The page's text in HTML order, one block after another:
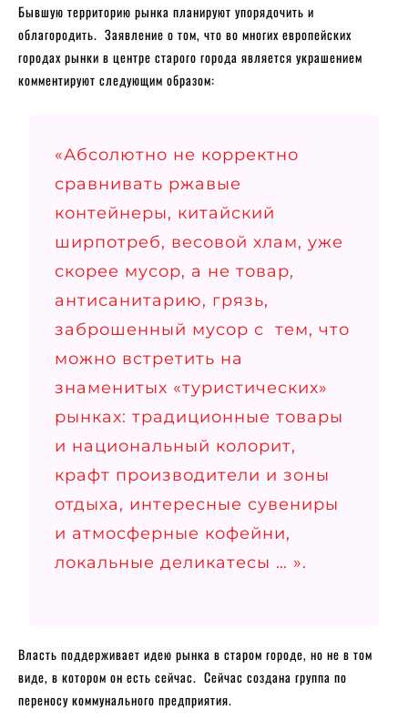
Бывшую территорию рынка планируют упорядочить и
облагородить. Заявление о том, что во многих европейских
городах рынки в центре старого города является украшением
комментируют следующим образом:
«Абсолютно не корректно
сравнивать ржавые
контейнеры, китайский
ширпотреб, весовой хлам, уже
скорее мусор, а не товар,
антисанитарию, грязь,
заброшенный мусор с тем, что
можно встретить на
знаменитых «туристических»
рынках: традиционные товары
и национальный колорит,
крафт производители и зоны
отдыха, интересные сувениры
и атмосферные кофейни,
локальные деликатесы … ».
Власть поддерживает идею рынка в старом городе, но не в том
виде, в котором он есть сейчас. Сейчас создана группа по
переносу коммунального предприятия.